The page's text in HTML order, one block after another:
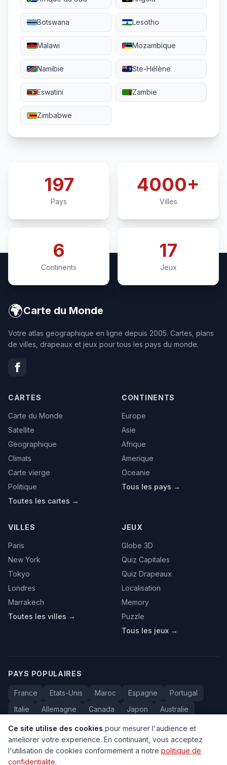
Botswana Lesotho
Malawi Mozambique
Namibie Ste-Hélène
Eswatini Zambie
Zimbabwe
197
Pays
4000+
Villes
6
Continents
17
Jeux
🌍Carte du Monde
Votre atlas geographique en ligne depuis 2005. Cartes, plans
de villes, drapeaux et jeux pour tous les pays du monde.
CARTES
Carte du Monde
Satellite
Geographique
Climats
Carte vierge
Politique
Toutes les cartes →
CONTINENTS
Europe
Asie
Afrique
Amerique
Oceanie
Tous les pays →
VILLES
Paris
New York
Tokyo
Londres
Marrakech
Toutes les villes →
JEUX
Globe 3D
Quiz Capitales
Quiz Drapeaux
Localisation
Memory
Puzzle
Tous les jeux →
PAYS POPULAIRES
France Etats-Unis Maroc Espagne
Portugal
Italie
Allemagne Canada Japon
Australie
Bresil
Algerie Tunisie Belgique Drapeaux
Ce site utilise des cookies pour mesurer l'audience et
ameliorer votre experience. En continuant, vous acceptez
l'utilisation de cookies conformement a notre politique de
confidentialite.